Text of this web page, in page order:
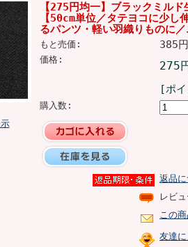
【275円均一】ブラックミル
【50cm単位／タテヨコに少
るパンツ・軽い羽織りものに／
もと売価: 385
価格: 275
[ポ
購入数:
返品
レビ
この
友達